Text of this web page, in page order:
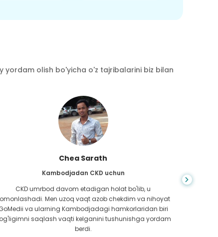
olish bo'yicha o'z tajribalarini biz bilan
Chea Sarath
Kambodjadan CKD uchun
CKD umrbod davom etadigan holat bo'lib, u
Men uzoq vaqt azob chekdim va nihoyat
va ularning Kambodjadagi hamkorlaridan biri
saqlash vaqti kelganini tushunishga yordam
berdi.